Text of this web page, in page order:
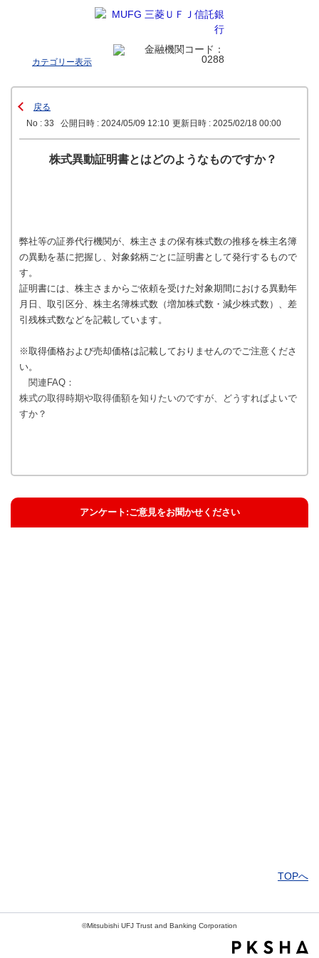
カテゴリー表示
戻る
No : 33
公開日時 : 2024/05/09 12:10 更新日時 : 2025/02/18 00:00
株式異動証明書とはどのようなものですか？
弊社等の証券代行機関が、株主さまの保有株式数の推移を株主名簿
の異動を基に把握し、対象銘柄ごとに証明書として発行するもので
す。
証明書には、株主さまからご依頼を受けた対象期間における異動年
月日、取引区分、株主名簿株式数（増加株式数・減少株式数）、差
引残株式数などを記載しています。
※取得価格および売却価格は記載しておりませんのでご注意くださ
い。
関連FAQ：
株式の取得時期や取得価額を知りたいのですが、どうすればよいで
すか？
アンケート:ご意見をお聞かせください
TOPへ
©Mitsubishi UFJ Trust and Banking Corporation